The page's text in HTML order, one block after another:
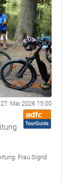
Mai 2026 15:00
Frau Sigrid